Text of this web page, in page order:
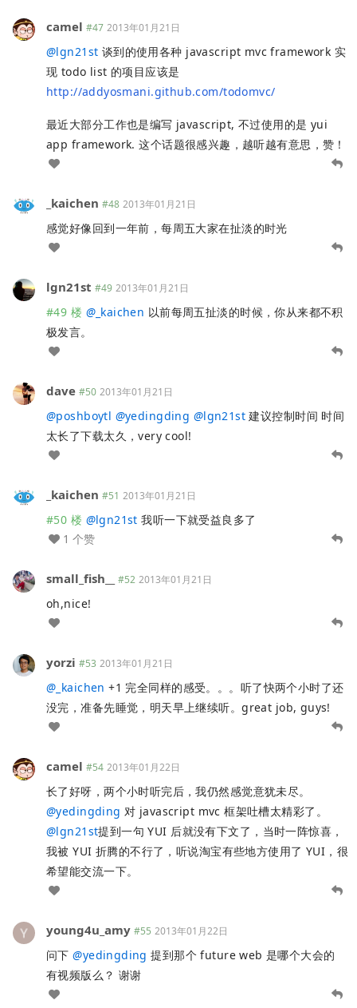
camel #47 2013年01月21日
@lgn21st 谈到的使用各种 javascript mvc framework 实
现 todo list 的项目应该是
http://addyosmani.github.com/todomvc/
最近大部分工作也是编写 javascript, 不过使用的是 yui
app framework. 这个话题很感兴趣，越听越有意思，赞！
_kaichen #48 2013年01月21日
感觉好像回到一年前，每周五大家在扯淡的时光
lgn21st #49 2013年01月21日
#49 楼 @_kaichen 以前每周五扯淡的时候，你从来都不积
极发言。
dave #50 2013年01月21日
@poshboytl @yedingding @lgn21st 建议控制时间 时间
太长了下载太久，very cool!
_kaichen #51 2013年01月21日
#50 楼 @lgn21st 我听一下就受益良多了
1 个赞
small_fish__ #52 2013年01月21日
oh,nice!
yorzi #53 2013年01月21日
@ _kaichen +1 完全同样的感受。。。听了快两个小时了还
没完，准备先睡觉，明天早上继续听。great job, guys!
camel #54 2013年01月22日
长了好呀，两个小时听完后，我仍然感觉意犹未尽。
@yedingding 对 javascript mvc 框架吐槽太精彩了。
@lgn21st提到一句 YUI 后就没有下文了，当时一阵惊喜，
我被 YUI 折腾的不行了，听说淘宝有些地方使用了 YUI，很
希望能交流一下。
young4u_amy #55 2013年01月22日
问下@yedingding 提到那个 future web 是哪个大会的
有视频版么？ 谢谢